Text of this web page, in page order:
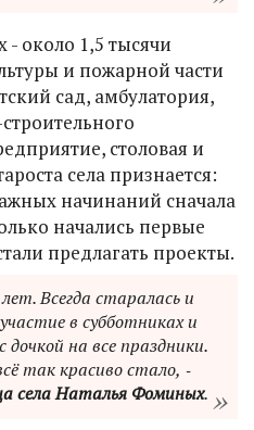
около 1,5 тысячи
и пожарной части
сад, амбулатория,
столовая и
села признается:
начинаний сначала
начались первые
предлагать проекты.
Всегда старалась и
в субботниках и
на все праздники.
так красиво стало, ‑
села Наталья Фоминых.